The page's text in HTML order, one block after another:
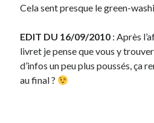
Cela sent presque le green-
EDIT DU 16/09/2010 : Après
livret je pense que vous y
d’infos un peu plus poussés, ça
au final ?